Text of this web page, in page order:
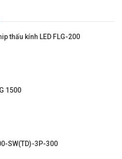
thấu kính LED FLG-200
1500
SW(TD)-3P-300